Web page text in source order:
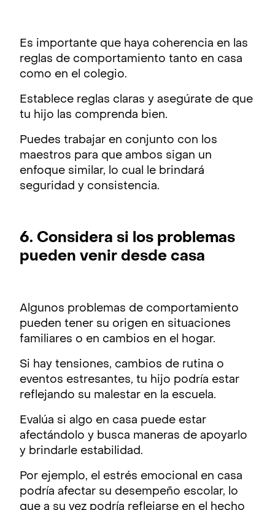
Es importante que haya coherencia en las
reglas de comportamiento tanto en casa
como en el colegio.
Establece reglas claras y asegúrate de que
tu hijo las comprenda bien.
Puedes trabajar en conjunto con los
maestros para que ambos sigan un
enfoque similar, lo cual le brindará
seguridad y consistencia.
6. Considera si los problemas
pueden venir desde casa
Algunos problemas de comportamiento
pueden tener su origen en situaciones
familiares o en cambios en el hogar.
Si hay tensiones, cambios de rutina o
eventos estresantes, tu hijo podría estar
reflejando su malestar en la escuela.
Evalúa si algo en casa puede estar
afectándolo y busca maneras de apoyarlo
y brindarle estabilidad.
Por ejemplo, el estrés emocional en casa
podría afectar su desempeño escolar, lo
que a su vez podría reflejarse en el hecho